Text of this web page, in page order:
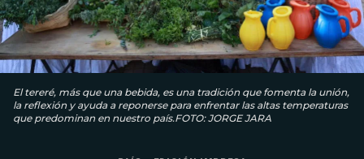
El tereré, más que una bebida, es una tradición que fomenta la unión,
la reflexión y ayuda a reponerse para enfrentar las altas temperaturas
que predominan en nuestro país.FOTO: JORGE JARA